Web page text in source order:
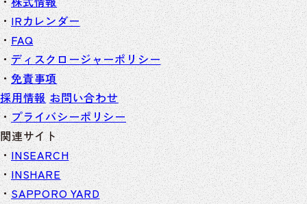
IRカレンダー
FAQ
ディスクロージャーポリシー
免責事項
採用情報 お問い合わせ
プライバシーポリシー
関連サイト
INSEARCH
INSHARE
SAPPORO YARD